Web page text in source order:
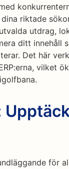
dina riktade
utdrag,
ditt innehåll
Det här
vilket
för